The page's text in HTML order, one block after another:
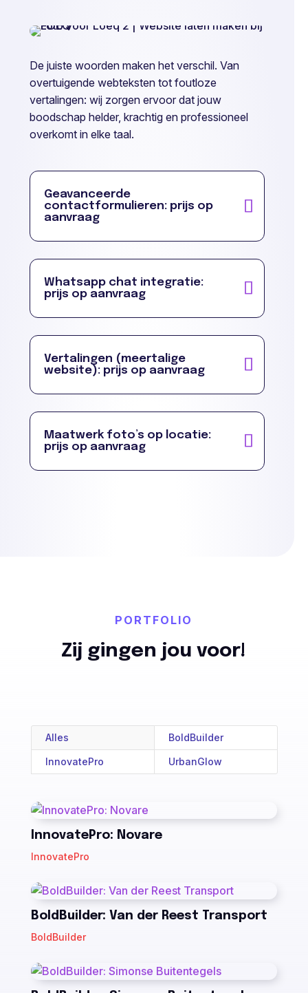
De juiste woorden maken het verschil. Van
overtuigende webteksten tot foutloze
vertalingen: wij zorgen ervoor dat jouw
boodschap helder, krachtig en professioneel
overkomt in elke taal.
Geavanceerde
contactformulieren: prijs op
aanvraag
Whatsapp chat integratie:
prijs op aanvraag
Vertalingen (meertalige
website): prijs op aanvraag
Maatwerk foto’s op locatie:
prijs op aanvraag
PORTFOLIO
Zij gingen jou voor!
Alles BoldBuilder
InnovatePro UrbanGlow
InnovatePro: Novare
InnovatePro
BoldBuilder: Van der Reest Transport
BoldBuilder